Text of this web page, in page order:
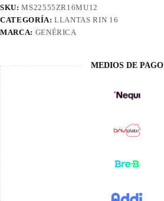
SKU:MS22555ZR16MU12
CATEGORÍA:LLANTAS RIN 16
MARCA: GENÉRICA
MEDIOS DE PAGO